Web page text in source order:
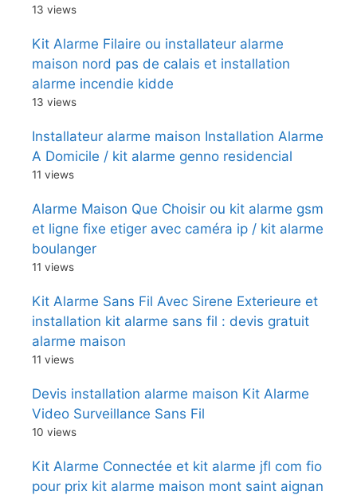
13 views
Kit Alarme Filaire ou installateur alarme
maison nord pas de calais et installation
alarme incendie kidde
13 views
Installateur alarme maison Installation Alarme
A Domicile / kit alarme genno residencial
11 views
Alarme Maison Que Choisir ou kit alarme gsm
et ligne fixe etiger avec caméra ip / kit alarme
boulanger
11 views
Kit Alarme Sans Fil Avec Sirene Exterieure et
installation kit alarme sans fil : devis gratuit
alarme maison
11 views
Devis installation alarme maison Kit Alarme
Video Surveillance Sans Fil
10 views
Kit Alarme Connectée et kit alarme jfl com fio
pour prix kit alarme maison mont saint aignan